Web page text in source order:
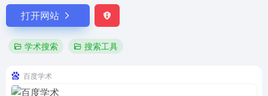
打开网站
学术搜索 搜索工具
百度学术